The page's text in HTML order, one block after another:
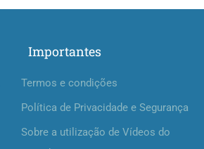
Importantes
Termos e condições
Política de Privacidade e Segurança
Sobre a utilização de Vídeos do